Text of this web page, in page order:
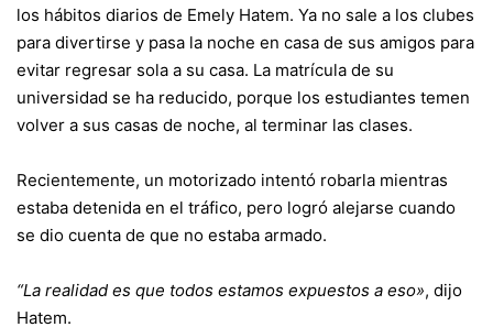
los hábitos diarios de Emely Hatem. Ya no sale a los clubes
para divertirse y pasa la noche en casa de sus amigos para
evitar regresar sola a su casa. La matrícula de su
universidad se ha reducido, porque los estudiantes temen
volver a sus casas de noche, al terminar las clases.
Recientemente, un motorizado intentó robarla mientras
estaba detenida en el tráfico, pero logró alejarse cuando
se dio cuenta de que no estaba armado.
“La realidad es que todos estamos expuestos a eso», dijo
Hatem.